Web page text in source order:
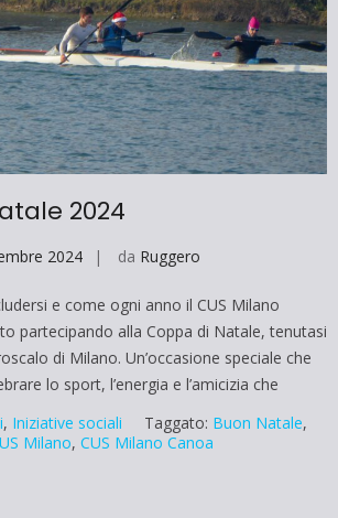
2024
2024 da Ruggero
e come ogni anno il CUS Milano
partecipando alla Coppa di Natale, tenutasi
di Milano. Un’occasione speciale che
lo sport, l’energia e l’amicizia che
, Iniziative sociali Taggato: Buon Natale,
Milano, CUS Milano Canoa